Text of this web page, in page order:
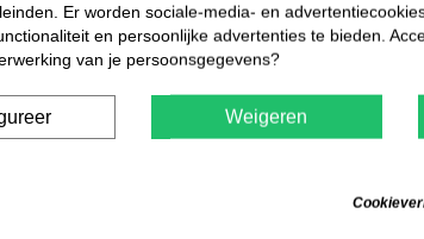
Er worden sociale-media- en
en persoonlijke advertenties te bieden.
van je persoonsgegevens?
Weigeren